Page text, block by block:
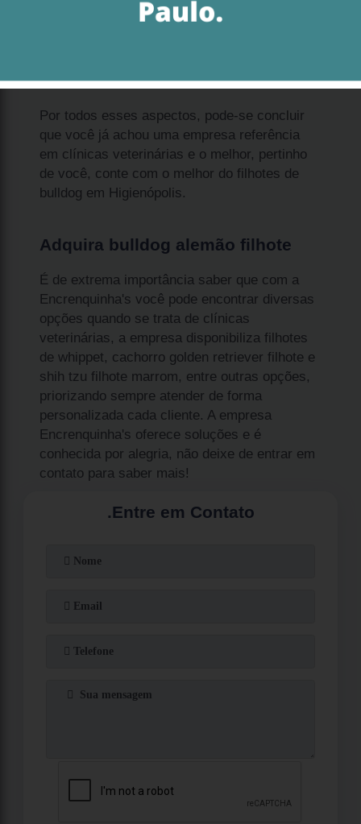
golden retriever preto filhote;
filhote de shih tzu fêmea;
entre outros.
Por todos esses aspectos, pode-se concluir
que você já achou uma empresa referência
em clínicas veterinárias e o melhor, pertinho
de você, conte com o melhor do filhotes de
bulldog em Higienópolis.
Adquira bulldog alemão filhote
É de extrema importância saber que com a
Encrenquinha's você pode encontrar diversas
opções quando se trata de clínicas
veterinárias, a empresa disponibiliza filhotes
de whippet, cachorro golden retriever filhote e
shih tzu filhote marrom, entre outras opções,
priorizando sempre atender de forma
personalizada cada cliente. A empresa
Encrenquinha's oferece soluções e é
conhecida por alegria, não deixe de entrar em
contato para saber mais!
.Entre em Contato